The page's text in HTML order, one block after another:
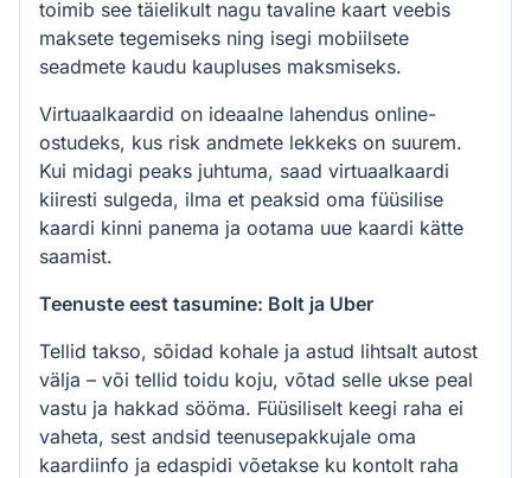
toimib see täielikult nagu tavaline kaart veebis
maksete tegemiseks ning isegi mobiilsete
seadmete kaudu kaupluses maksmiseks.
Virtuaalkaardid on ideaalne lahendus online-
ostudeks, kus risk andmete lekkeks on suurem.
Kui midagi peaks juhtuma, saad virtuaalkaardi
kiiresti sulgeda, ilma et peaksid oma füüsilise
kaardi kinni panema ja ootama uue kaardi kätte
saamist.
Teenuste eest tasumine: Bolt ja Uber
Tellid takso, sõidad kohale ja astud lihtsalt autost
välja – või tellid toidu koju, võtad selle ukse peal
vastu ja hakkad sööma. Füüsiliselt keegi raha ei
vaheta, sest andsid teenusepakkujale oma
kaardiinfo ja edaspidi võetakse ku kontolt raha